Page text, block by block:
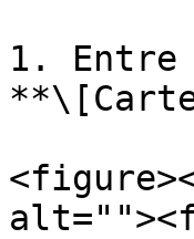
1. Entre